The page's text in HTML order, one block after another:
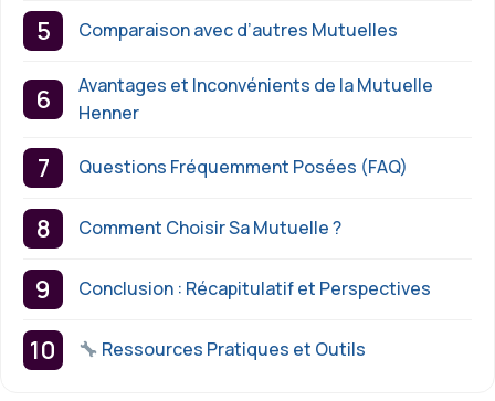
Comparaison avec d’autres Mutuelles
Avantages et Inconvénients de la Mutuelle
Henner
Questions Fréquemment Posées (FAQ)
Comment Choisir Sa Mutuelle ?
Conclusion : Récapitulatif et Perspectives
Ressources Pratiques et Outils